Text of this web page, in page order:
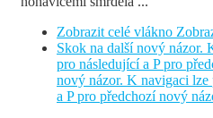
Zobrazit celé vlákno
Skok na další nový názor.
pro následující a P pro
nový názor. K navigaci
a P pro předchozí nový